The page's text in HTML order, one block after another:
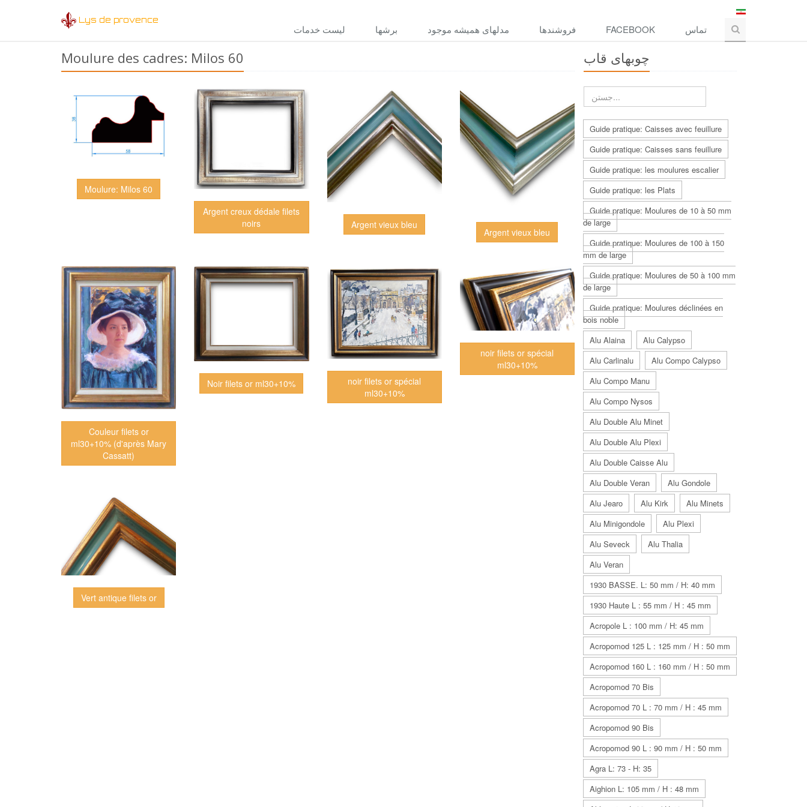
Lys de provence
ليست خدمات برشها مدلهاى هميشه موجود فروشندها FACEBOOK تماس
Moulure des cadres: Milos 60
Moulure: Milos 60
Argent creux dédale filets
noirs
Argent vieux bleu
Argent vieux bleu
Couleur filets or
ml30+10% (d'après Mary
Cassatt)
Noir filets or ml30+10%
noir filets or spécial
ml30+10%
noir filets or spécial
ml30+10%
Vert antique filets or
چوبهاى قاب
Guide pratique: Caisses avec feuillure
Guide pratique: Caisses sans feuillure
Guide pratique: les moulures escalier
Guide pratique: les Plats
Guide pratique: Moulures de 10 à 50 mm
de large
Guide pratique: Moulures de 100 à 150
mm de large
Guide pratique: Moulures de 50 à 100 mm
de large
Guide pratique: Moulures déclinées en
bois noble
Alu Alaina
Alu Calypso
Alu Carlinalu
Alu Compo Calypso
Alu Compo Manu
Alu Compo Nysos
Alu Double Alu Minet
Alu Double Alu Plexi
Alu Double Caisse Alu
Alu Double Veran
Alu Gondole
Alu Jearo
Alu Kirk
Alu Minets
Alu Minigondole
Alu Plexi
Alu Seveck
Alu Thalia
Alu Veran
1930 BASSE. L: 50 mm / H: 40 mm
1930 Haute L : 55 mm / H : 45 mm
Acropole L : 100 mm / H: 45 mm
Acropomod 125 L : 125 mm / H : 50 mm
Acropomod 160 L : 160 mm / H : 50 mm
Acropomod 70 Bis
Acropomod 70 L : 70 mm / H : 45 mm
Acropomod 90 Bis
Acropomod 90 L : 90 mm / H : 50 mm
Agra L: 73 - H: 35
Aighion L: 105 mm / H : 48 mm